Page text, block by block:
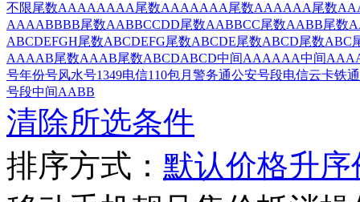
不限尾数AAAAAAAA 尾数AAAAAAA 尾数AAAAAA 尾数
AAAABBBB尾数AABBCCDD尾数AABBCC尾数AABB尾数
ABCDEFGH尾数ABCDEFG尾数ABCDE尾数ABCD尾数ABC
AAAAB尾数AAAB尾数ABCDABCD中间AAAAAA中间
号年份号风水号1349电信110包月警务通公安号段电信云卡铁
号段中间AABB
清除所选条件
排序方式： 默认价格升序